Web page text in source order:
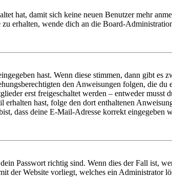
hat, damit sich keine neuen Benutzer mehr
erhalten, wende dich an die Board-
hast. Wenn diese stimmen, dann gibt es
den Anweisungen folgen, die
erst freigeschaltet werden – entweder musst
hast, folge den dort enthaltenen
dass deine E-Mail-Adresse korrekt eingegeben
Passwort richtig sind. Wenn dies der Fall ist,
der Website vorliegt, welches ein Administrator